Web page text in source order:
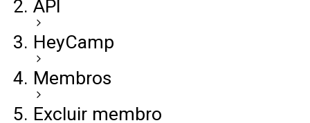
API
HeyCamp
Membros
Excluir membro